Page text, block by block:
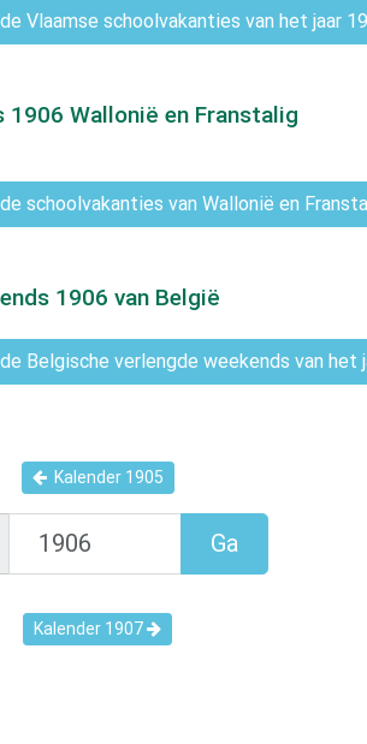
Vlaamse schoolvakanties van het jaar
1906 Wallonië en Franstalig
schoolvakanties van Wallonië en
1906 van België
Belgische verlengde weekends van het
Kalender 1905
Ga
Kalender 1907